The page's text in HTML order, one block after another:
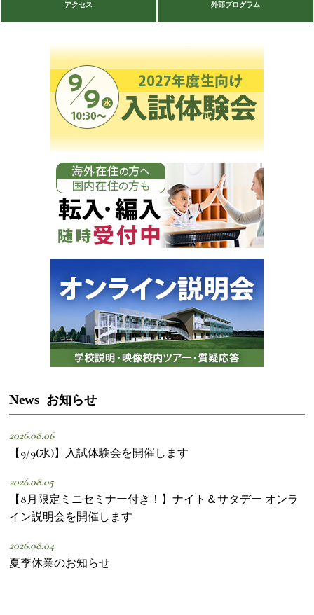
アクセス 外部プログラム
News お知らせ
2026.08.06
【9/9(水)】入試体験会を開催します
2026.08.05
【8月限定ミニセミナー付き！】ナイト＆サタデー オンラ
イン説明会を開催します
2026.08.04
夏季休業のお知らせ